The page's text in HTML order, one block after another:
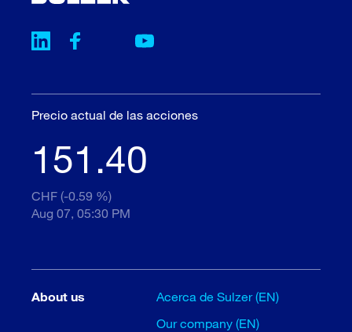
Precio actual de las acciones
151.40
CHF (-0.59 %)
Aug 07, 05:30 PM
About us
Acerca de Sulzer (EN)
Our company (EN)